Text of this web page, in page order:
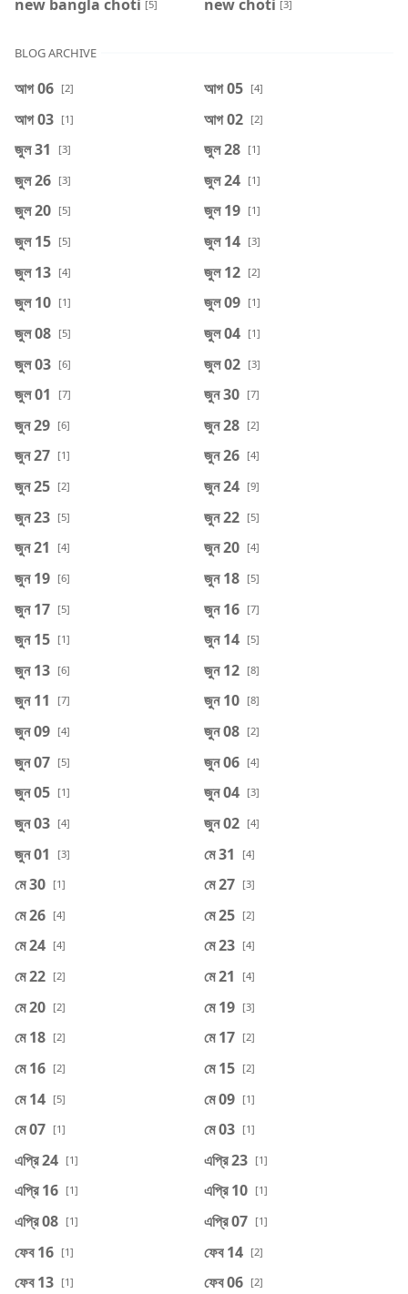
new bangla choti [5] new choti [3]
BLOG ARCHIVE
আগ 06 [2] আগ 05 [4]
আগ 03 [1] আগ 02 [2]
জুল 31 [3] জুল 28 [1]
জুল 26 [3] জুল 24 [1]
জুল 20 [5] জুল 19 [1]
জুল 15 [5] জুল 14 [3]
জুল 13 [4] জুল 12 [2]
জুল 10 [1] জুল 09 [1]
জুল 08 [5] জুল 04 [1]
জুল 03 [6] জুল 02 [3]
জুল 01 [7] জুন 30 [7]
জুন 29 [6] জুন 28 [2]
জুন 27 [1] জুন 26 [4]
জুন 25 [2] জুন 24 [9]
জুন 23 [5] জুন 22 [5]
জুন 21 [4] জুন 20 [4]
জুন 19 [6] জুন 18 [5]
জুন 17 [5] জুন 16 [7]
জুন 15 [1] জুন 14 [5]
জুন 13 [6] জুন 12 [8]
জুন 11 [7] জুন 10 [8]
জুন 09 [4] জুন 08 [2]
জুন 07 [5] জুন 06 [4]
জুন 05 [1] জুন 04 [3]
জুন 03 [4] জুন 02 [4]
জুন 01 [3] মে 31 [4]
মে 30 [1] মে 27 [3]
মে 26 [4] মে 25 [2]
মে 24 [4] মে 23 [4]
মে 22 [2] মে 21 [4]
মে 20 [2] মে 19 [3]
মে 18 [2] মে 17 [2]
মে 16 [2] মে 15 [2]
মে 14 [5] মে 09 [1]
মে 07 [1] মে 03 [1]
এপ্রি 24 [1] এপ্রি 23 [1]
এপ্রি 16 [1] এপ্রি 10 [1]
এপ্রি 08 [1] এপ্রি 07 [1]
ফেব 16 [1] ফেব 14 [2]
ফেব 13 [1] ফেব 06 [2]